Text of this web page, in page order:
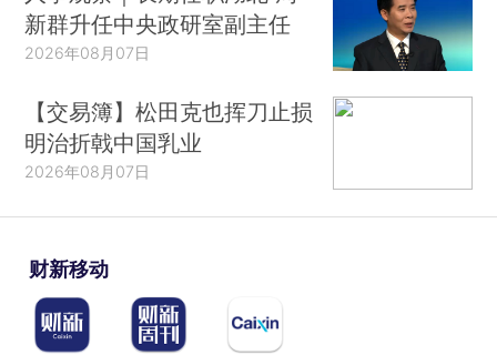
新群升任中央政研室副主任
2026年08月07日
【交易簿】松田克也挥刀止损
明治折戟中国乳业
2026年08月07日
财新移动